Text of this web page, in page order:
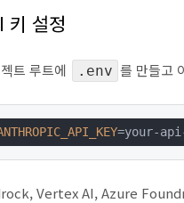
키 설정
트 루트에 .env 를 만들고
=your-
Vertex AI, Azure